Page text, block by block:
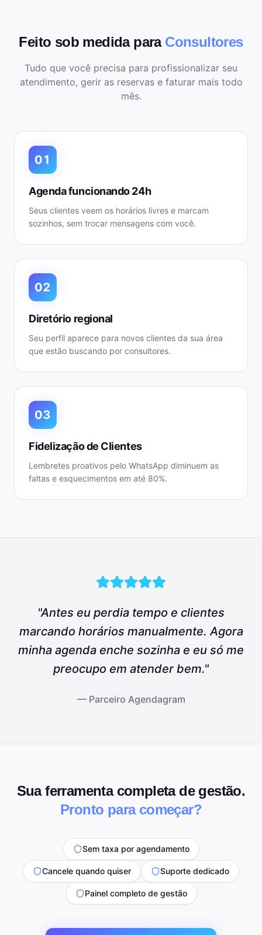
Feito sob medida para Consultores
Tudo que você precisa para profissionalizar seu
atendimento, gerir as reservas e faturar mais todo
mês.
01
Agenda funcionando 24h
Seus clientes veem os horários livres e marcam
sozinhos, sem trocar mensagens com você.
02
Diretório regional
Seu perfil aparece para novos clientes da sua área
que estão buscando por consultores.
03
Fidelização de Clientes
Lembretes proativos pelo WhatsApp diminuem as
faltas e esquecimentos em até 80%.
"Antes eu perdia tempo e clientes
marcando horários manualmente. Agora
minha agenda enche sozinha e eu só me
preocupo em atender bem."
— Parceiro Agendagram
Sua ferramenta completa de gestão.
Pronto para começar?
Sem taxa por agendamento
Cancele quando quiser Suporte dedicado
Painel completo de gestão